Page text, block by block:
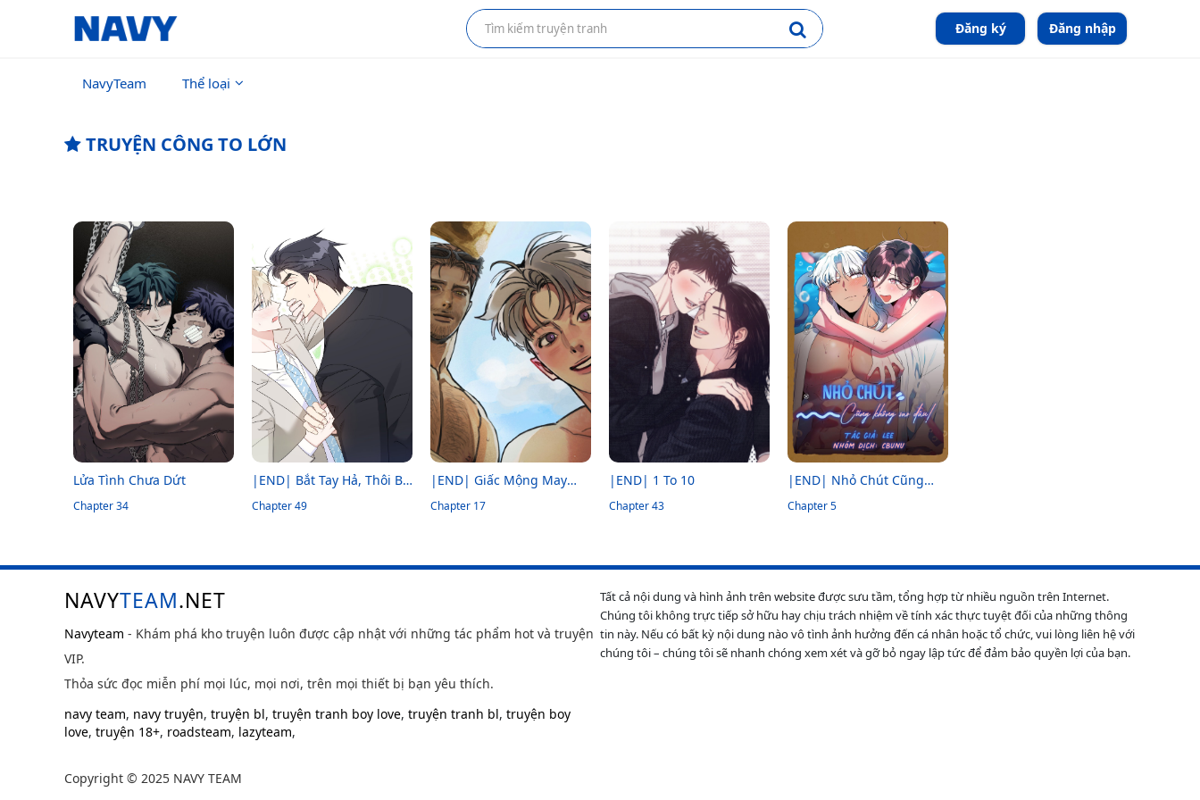
Đăng ký Đăng nhập
NavyTeam Thể loại
TRUYỆN CÔNG TO LỚN
Lửa Tình Chưa Dứt
Chapter 34
|END| Bắt Tay Hả, Thôi Bỏ
Đi
Chapter 49
|END| Giấc Mộng May
Mắn
Chapter 17
|END| 1 To 10
Chapter 43
|END| Nhỏ Chút Cũng
Không Sao Đâu!
Chapter 5
NAVYTEAM.NET
Navyteam - Khám phá kho truyện luôn được cập nhật với những tác phẩm hot và truyện
VIP.
Thỏa sức đọc miễn phí mọi lúc, mọi nơi, trên mọi thiết bị bạn yêu thích.
navy team, navy truyện, truyện bl, truyện tranh boy love, truyện tranh bl, truyện boy
love, truyện 18+, roadsteam, lazyteam,
Copyright © 2025 NAVY TEAM
Tất cả nội dung và hình ảnh trên website được sưu tầm, tổng hợp từ nhiều nguồn trên Internet.
Chúng tôi không trực tiếp sở hữu hay chịu trách nhiệm về tính xác thực tuyệt đối của những thông
tin này. Nếu có bất kỳ nội dung nào vô tình ảnh hưởng đến cá nhân hoặc tổ chức, vui lòng liên hệ với
chúng tôi – chúng tôi sẽ nhanh chóng xem xét và gỡ bỏ ngay lập tức để đảm bảo quyền lợi của bạn.